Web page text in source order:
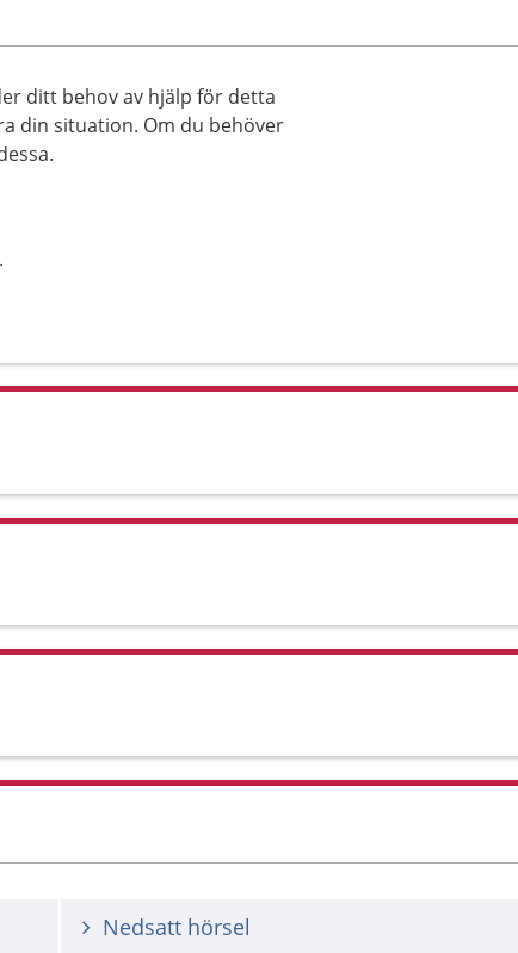
ditt behov av hjälp för detta
din situation. Om du behöver
Nedsatt hörsel